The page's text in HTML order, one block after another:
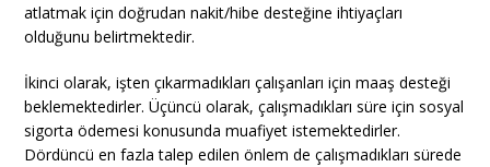
atlatmak için doğrudan nakit/hibe desteğine ihtiyaçları
olduğunu belirtmektedir.
İkinci olarak, işten çıkarmadıkları çalışanları için maaş desteği
beklemektedirler. Üçüncü olarak, çalışmadıkları süre için sosyal
sigorta ödemesi konusunda muafiyet istemektedirler.
Dördüncü en fazla talep edilen önlem de çalışmadıkları sürede